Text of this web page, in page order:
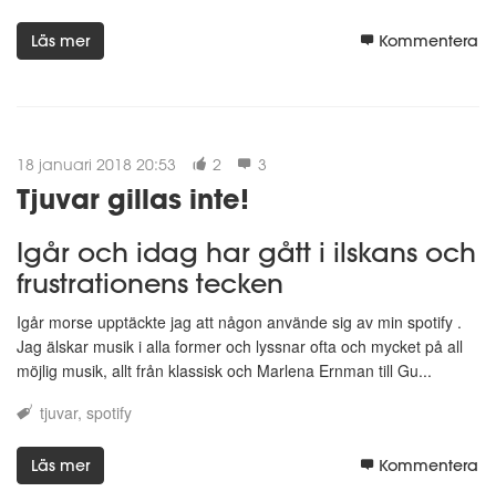
Läs mer Kommentera
18 januari 2018 20:53 2 3
Tjuvar gillas inte!
Igår och idag har gått i ilskans och
frustrationens tecken
Igår morse upptäckte jag att någon använde sig av min spotify .
Jag älskar musik i alla former och lyssnar ofta och mycket på all
möjlig musik, allt från klassisk och Marlena Ernman till Gu...
tjuvar spotify
Läs mer Kommentera